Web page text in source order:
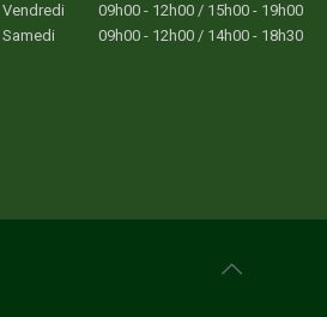
Vendredi
09h00 - 12h00 / 15h00 - 19h00
Samedi
09h00 - 12h00 / 14h00 - 18h30